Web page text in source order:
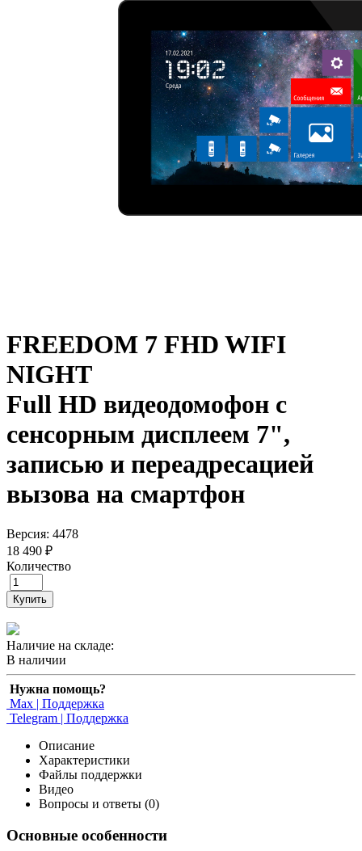
FREEDOM 7 FHD WIFI
NIGHT
Full HD видеодомофон с
сенсорным дисплеем 7",
записью и переадресацией
вызова на смартфон
Версия: 4478
18 490 ₽
Количество
Купить
Наличие на складе:
В наличии
Нужна помощь?
Max | Поддержка
Telegram | Поддержка
Описание
Характеристики
Файлы поддержки
Видео
Вопросы и ответы (0)
Основные особенности